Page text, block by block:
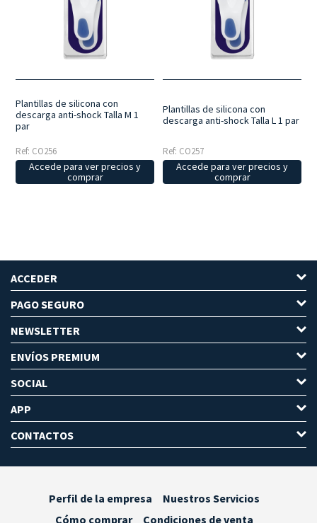
Plantillas de silicona con
descarga anti-shock Talla M 1
par
Ref: CO256
Accede para ver precios y
comprar
Plantillas de silicona con
descarga anti-shock Talla L 1 par
Ref: CO257
Accede para ver precios y
comprar
ACCEDER
PAGO SEGURO
NEWSLETTER
ENVÍOS PREMIUM
SOCIAL
APP
CONTACTOS
Perfil de la empresa
Nuestros Servicios
Cómo comprar
Condiciones de venta